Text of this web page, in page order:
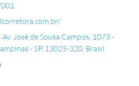
José de Sousa Campos, 1073 -
- SP, 13025-320, Brasil